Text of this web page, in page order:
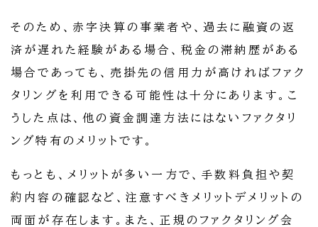
そのため、赤字決算の事業者や、過去に融資の返
済が遅れた経験がある場合、税金の滞納歴がある
場合であっても、売掛先の信用力が高ければファク
タリングを利用できる可能性は十分にあります。こ
うした点は、他の資金調達方法にはないファクタリ
ング特有のメリットです。
もっとも、メリットが多い一方で、手数料負担や契
約内容の確認など、注意すべきメリットデメリットの
両面が存在します。また、正規のファクタリング会